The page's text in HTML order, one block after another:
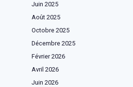
Juin 2025
Août 2025
Octobre 2025
Décembre 2025
Février 2026
Avril 2026
Juin 2026